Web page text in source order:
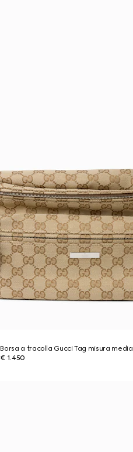
Borsa a tracolla Gucci Tag misura media
€ 1.450